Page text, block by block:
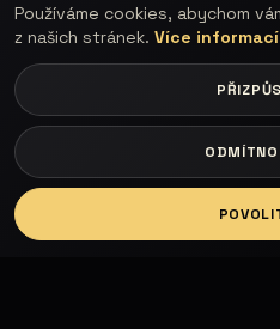
Používáme cookies, abychom
z našich stránek. Více